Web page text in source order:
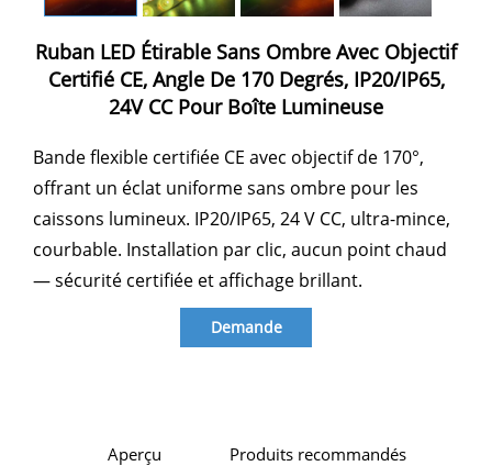
Ruban LED Étirable Sans Ombre Avec Objectif
Certifié CE, Angle De 170 Degrés, IP20/IP65,
24V CC Pour Boîte Lumineuse
Bande flexible certifiée CE avec objectif de 170°,
offrant un éclat uniforme sans ombre pour les
caissons lumineux. IP20/IP65, 24 V CC, ultra-mince,
courbable. Installation par clic, aucun point chaud
— sécurité certifiée et affichage brillant.
Demande
Aperçu Produits recommandés